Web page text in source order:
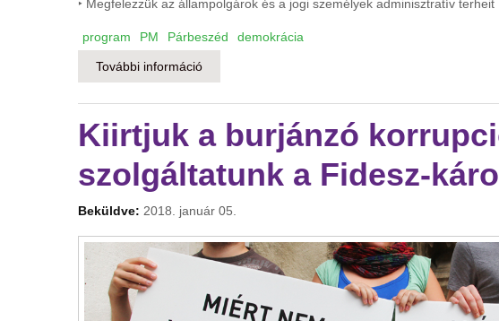
‣ Megfelezzük az állampolgárok és a jogi személyek adminisztratív terheit
program PM Párbeszéd demokrácia
További információ
kapcsolatosan
Kiirtjuk a burjánzó
szolgáltatunk a Fidesz-
Beküldve: 2018. január 05.